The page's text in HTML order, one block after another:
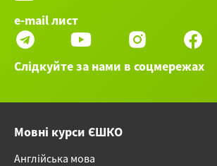
e-mail лист
Слідкуйте за нами в соцмережах
Мовні курси ЄШКО
Англійська мова